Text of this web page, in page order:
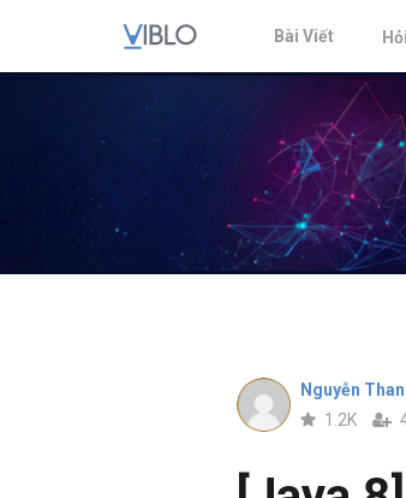
Bài Viết
Nguyễn
1.2K